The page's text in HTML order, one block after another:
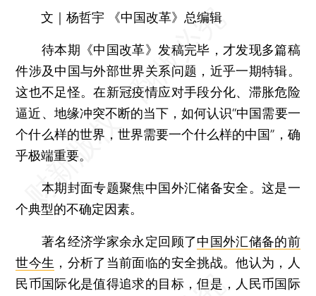
文｜杨哲宇 《中国改革》总编辑
待本期《中国改革》发稿完毕，才发现多篇稿
件涉及中国与外部世界关系问题，近乎一期特辑。
这也不足怪。在新冠疫情应对手段分化、滞胀危险
逼近、地缘冲突不断的当下，如何认识“中国需要一
个什么样的世界，世界需要一个什么样的中国”，确
乎极端重要。
本期封面专题聚焦中国外汇储备安全。这是一
个典型的不确定因素。
著名经济学家余永定回顾了中国外汇储备的前
世今生 ，分析了当前面临的安全挑战。他认为，人
民币国际化是值得追求的目标，但是，人民币国际